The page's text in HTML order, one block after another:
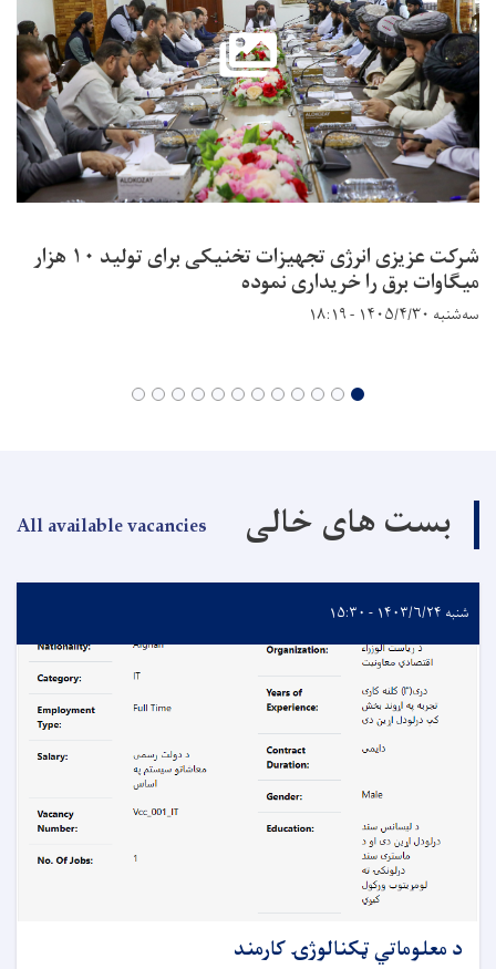
شرکت عزیزی انرژی تجهیزات تخنیکی برای تولید ۱۰ هزار
میگاوات برق را خریداری نموده
سه‌شنبه ۱۴۰۵/۴/۳۰ - ۱۸:۱۹
بست های خالی All available vacancies
شنبه ۱۴۰۳/۶/۲۴ - ۱۵:۳۰
د معلوماتي ټکنالوژۍ کارمند